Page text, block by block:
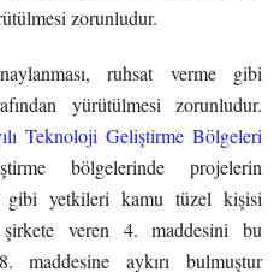
zorunludur.
ruhsat verme gibi
yürütülmesi zorunludur.
Teknoloji Geliştirme Bölgeleri
bölgelerinde projelerin
gibi yetkileri kamu tüzel kişisi
veren 4. maddesini bu
maddesine aykırı bulmuştur